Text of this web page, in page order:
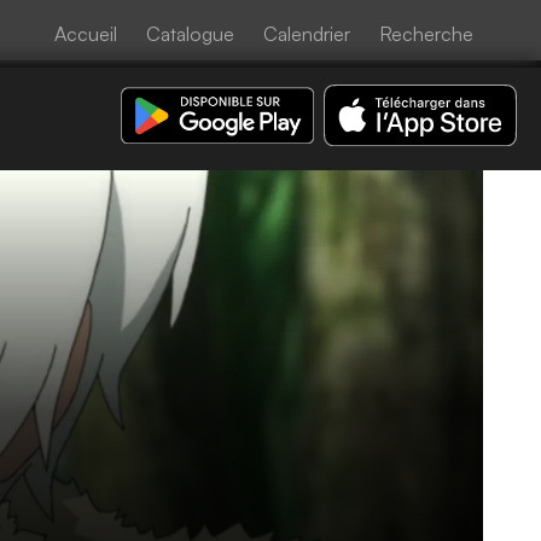
Accueil Catalogue Calendrier Recherche